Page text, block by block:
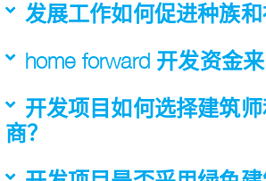
发展工作如何促进种族和
home forward 开发资金来
开发项目如何选择建筑
商？